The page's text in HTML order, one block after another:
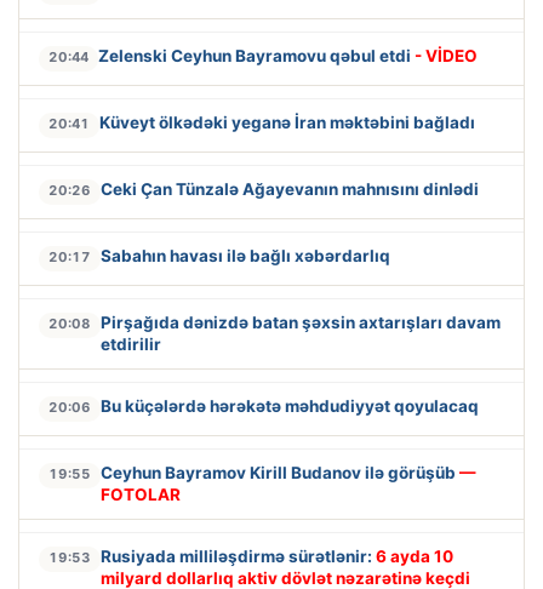
20:44 Zelenski Ceyhun Bayramovu qəbul etdi - VİDEO
20:41 Küveyt ölkədəki yeganə İran məktəbini bağladı
20:26 Ceki Çan Tünzalə Ağayevanın mahnısını dinlədi
20:17 Sabahın havası ilə bağlı xəbərdarlıq
20:08
Pirşağıda dənizdə batan şəxsin axtarışları davam
etdirilir
20:06 Bu küçələrdə hərəkətə məhdudiyyət qoyulacaq
19:55 Ceyhun Bayramov Kirill Budanov ilə görüşüb —
FOTOLAR
19:53 Rusiyada milliləşdirmə sürətlənir: 6 ayda 10
milyard dollarlıq aktiv dövlət nəzarətinə keçdi